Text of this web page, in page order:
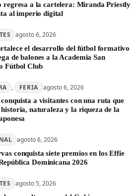
regresa a la cartelera: Miranda Priestly
al imperio digital
agosto 6, 2026
el desarrollo del fútbol formativo
de balones a la Academia San
Fútbol Club
, FERIA agosto 6, 2026
a visitantes con una ruta que
naturaleza y la riqueza de la
agosto 6, 2026
conquista siete premios en los Effie
Dominicana 2026
agosto 5, 2026